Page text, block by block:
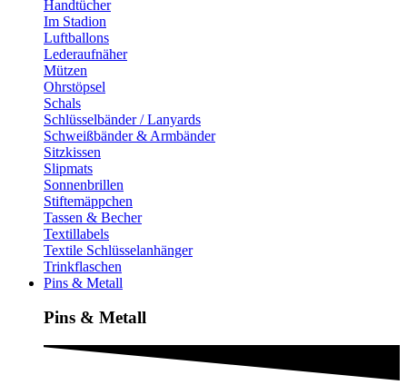
Handtücher
Im Stadion
Luftballons
Lederaufnäher
Mützen
Ohrstöpsel
Schals
Schlüsselbänder / Lanyards
Schweißbänder & Armbänder
Sitzkissen
Slipmats
Sonnenbrillen
Stiftemäppchen
Tassen & Becher
Textillabels
Textile Schlüsselanhänger
Trinkflaschen
Pins & Metall
Pins & Metall​